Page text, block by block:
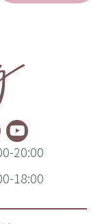
20:00